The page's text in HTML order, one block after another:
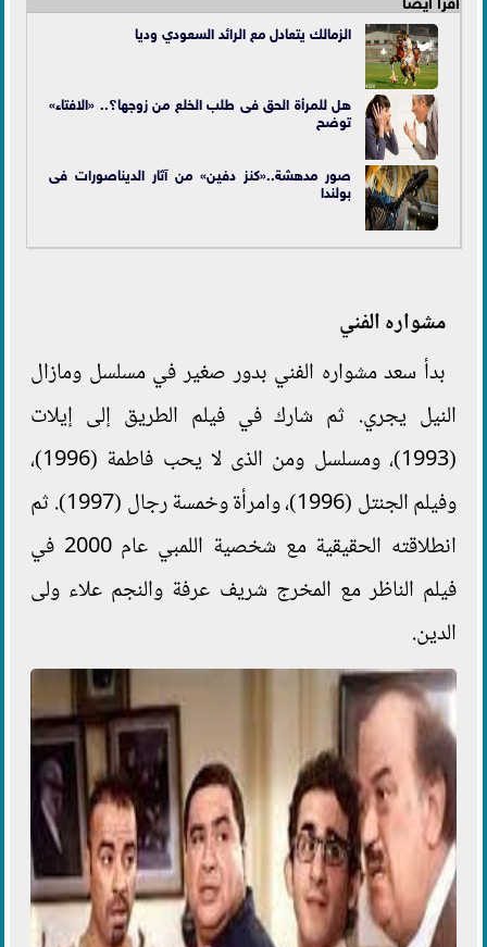
الزمالك يتعادل مع الرائد السعودي وديا
هل للمرأة الحق فى طلب الخلع من زوجها؟.. «الافتاء»
توضح
صور مدهشة..«كنز دفين» من آثار الديناصورات فى
بولندا
مشواره الفني
بدأ سعد مشواره الفني بدور صغير في مسلسل ومازال
النيل يجري. ثم شارك في فيلم الطريق إلى إيلات
(1993)، ومسلسل ومن الذى لا يحب فاطمة (1996)،
وفيلم الجنتل (1996)، وامرأة وخمسة رجال (1997). ثم
انطلاقته الحقيقية مع شخصية اللمبي عام 2000 في
فيلم الناظر مع المخرج شريف عرفة والنجم علاء ولى
الدين.